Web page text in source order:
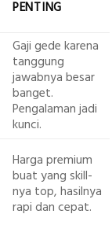
PENTING
Gaji gede karena
tanggung
jawabnya besar
banget.
Pengalaman jadi
kunci.
Harga premium
buat yang skill-
nya top, hasilnya
rapi dan cepat.